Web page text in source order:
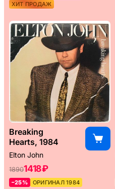
ХИТ ПРОДАЖ
Breaking
Hearts, 1984
Elton John
18901418 ₽
–25% ОРИГИНАЛ 1984